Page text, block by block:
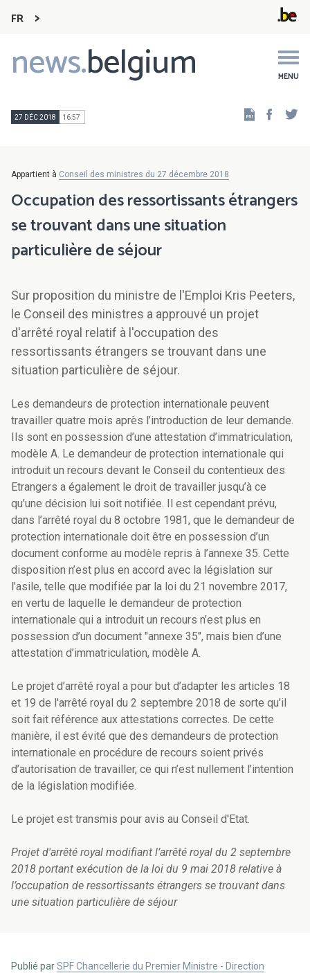
FR
news.belgium MENU
Main
navigation
27 DÉC 2018 16:57
Appartient à Conseil des ministres du 27 décembre 2018
Occupation des ressortissants étrangers
se trouvant dans une situation
particulière de séjour
Sur proposition du ministre de l'Emploi Kris Peeters,
le Conseil des ministres a approuvé un projet
d'arrêté royal relatif à l'occupation des
ressortissants étrangers se trouvant dans une
situation particulière de séjour.
Les demandeurs de protection internationale peuvent
travailler quatre mois après l’introduction de leur demande.
Ils sont en possession d’une attestation d’immatriculation,
modèle A. Le demandeur de protection internationale qui
introduit un recours devant le Conseil du contentieux des
Etrangers a également le droit de travailler jusqu’à ce
qu’une décision lui soit notifiée. Il est cependant prévu,
dans l’arrêté royal du 8 octobre 1981, que le demandeur de
protection internationale doit être en possession d’un
document conforme au modèle repris à l’annexe 35. Cette
disposition n’est plus en accord avec la législation sur
l’asile, telle que modifiée par la loi du 21 novembre 2017,
en vertu de laquelle le demandeur de protection
internationale qui a introduit un recours n’est plus en
possession d’un document "annexe 35", mais bien d’une
attestation d’immatriculation, modèle A.
Le projet d’arrêté royal a pour but d’adapter les articles 18
et 19 de l'arrêté royal du 2 septembre 2018 de sorte qu’il
soit fait référence aux attestations correctes. De cette
manière, il est évité que des demandeurs de protection
internationale en procédure de recours soient privés
d’autorisation de travailler, ce qui n’est nullement l’intention
de la législation modifiée.
Le projet est transmis pour avis au Conseil d'Etat.
Projet d'arrêté royal modifiant l’arrêté royal du 2 septembre
2018 portant exécution de la loi du 9 mai 2018 relative à
l’occupation de ressortissants étrangers se trouvant dans
une situation particulière de séjour
Publié parSPF Chancellerie du Premier Ministre - Direction